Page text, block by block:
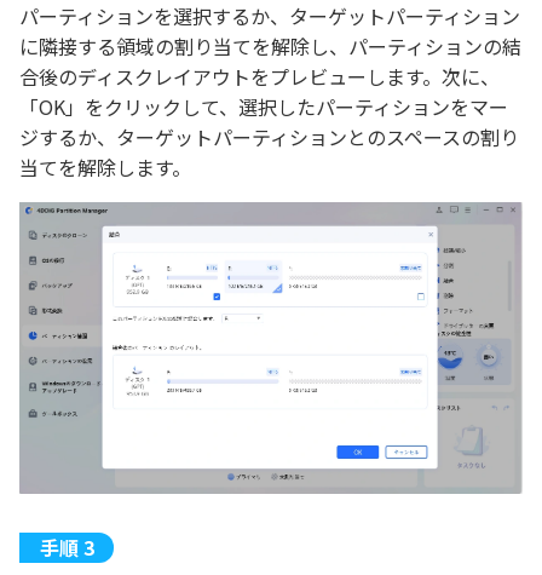
パーティションを選択するか、ターゲットパーティション
に隣接する領域の割り当てを解除し、パーティションの結
合後のディスクレイアウトをプレビューします。次に、
「OK」をクリックして、選択したパーティションをマー
ジするか、ターゲットパーティションとのスペースの割り
当てを解除します。